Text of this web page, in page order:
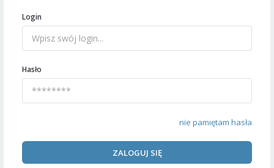
Login
Hasło
nie pamiętam hasła
ZALOGUJ SIĘ